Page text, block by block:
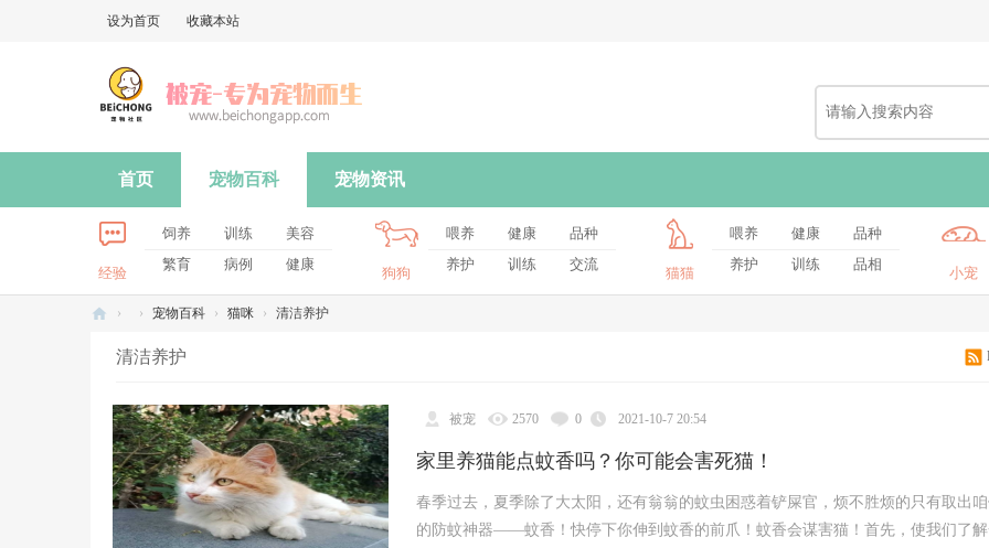
设为首页 收藏本站
首页 宠物百科 宠物资讯
经验
饲养 训练
美容
繁育
病例 健康
狗狗
喂养 健康
品种
养护
训练 交流
猫猫
喂养 健康
品种
养护
训练 品相
小宠
› › 宠物百科 › 猫咪 › 清洁养护
清洁养护
被宠 2570 0 2021-10-7 20:54
家里养猫能点蚊香吗？你可能会害死猫！
春季过去，夏季除了大太阳，还有翁翁的蚊虫困惑着铲屎官，烦不胜烦的只有取出咱
的防蚊神器——蚊香！快停下你伸到蚊香的前爪！蚊香会谋害猫！首先，使我们了